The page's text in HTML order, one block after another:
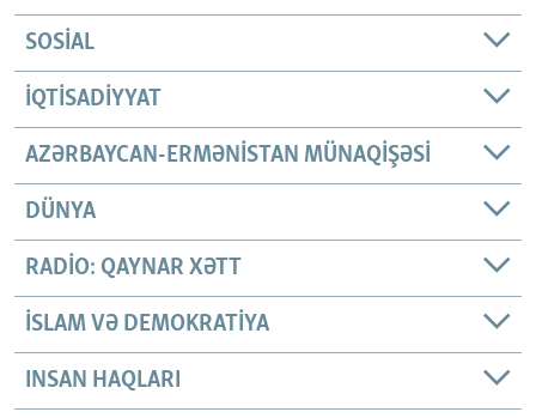
SOSIAL
İQTISADIYYAT
AZƏRBAYCAN-ERMƏNISTAN MÜNAQIŞƏSI
DÜNYA
RADIO: QAYNAR XƏTT
İSLAM VƏ DEMOKRATIYA
INSAN HAQLARI